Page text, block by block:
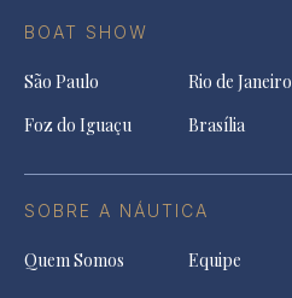
BOAT SHOW
São Paulo Rio de Janeiro
Foz do Iguaçu
Brasília
SOBRE A NÁUTICA
Quem Somos Equipe